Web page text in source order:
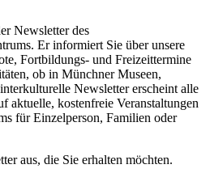
Newsletter des
Er informiert Sie über unsere
Fortbildungs- und Freizeittermine
ob in Münchner Museen,
Newsletter erscheint alle
aktuelle, kostenfreie Veranstaltungen
für Einzelperson, Familien oder
aus, die Sie erhalten möchten.